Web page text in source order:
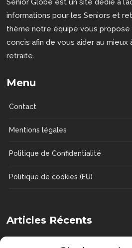
Senior Globe est un site dédié à
informations pour les Seniors et
thème notre équipe vous
concis afin de vous aider au mieux
retraite.
Menu
Contact
Mentions légales
Politique de Confidentialité
Politique de cookies (EU)
Articles Récents